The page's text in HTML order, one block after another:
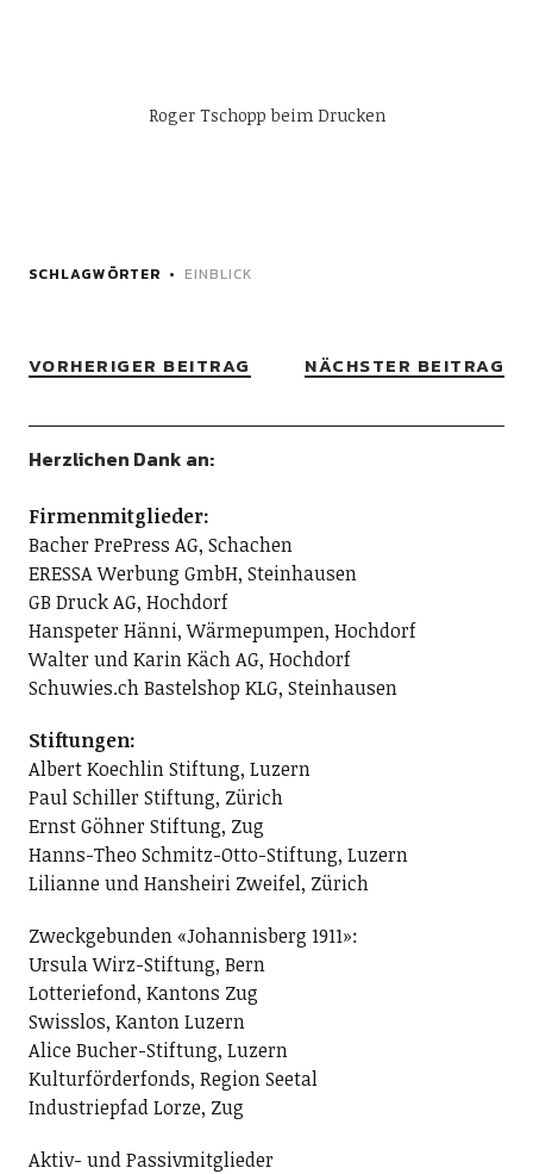
Roger Tschopp beim Drucken
SCHLAGWÖRTER EINBLICK
VORHERIGER BEITRAG NÄCHSTER BEITRAG
Herzlichen Dank an:
Firmenmitglieder:
Bacher PrePress AG, Schachen
ERESSA Werbung GmbH, Steinhausen
GB Druck AG, Hochdorf
Hanspeter Hänni, Wärmepumpen, Hochdorf
Walter und Karin Käch AG, Hochdorf
Schuwies.ch Bastelshop KLG, Steinhausen
Stiftungen:
Albert Koechlin Stiftung, Luzern
Paul Schiller Stiftung, Zürich
Ernst Göhner Stiftung, Zug
Hanns-Theo Schmitz-Otto-Stiftung, Luzern
Lilianne und Hansheiri Zweifel, Zürich
Zweckgebunden «Johannisberg 1911»:
Ursula Wirz-Stiftung, Bern
Lotteriefond, Kantons Zug
Swisslos, Kanton Luzern
Alice Bucher-Stiftung, Luzern
Kulturförderfonds, Region Seetal
Industriepfad Lorze, Zug
Aktiv- und Passivmitglieder